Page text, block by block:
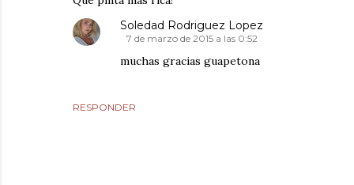
RESPONDER
Soledad Rodriguez Lopez
7 de marzo de 2015 a las 0:52
muchas gracias guapetona